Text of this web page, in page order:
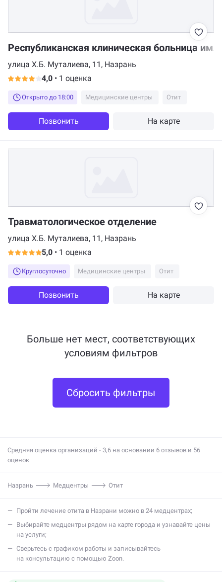
Республиканская клиническая больница
улица Х.Б. Муталиева, 11, Назрань
4,0 • 1 оценка
Открыто до 18:00 Медицинские центры Отит
Позвонить На карте
Травматологическое отделение
улица Х.Б. Муталиева, 11, Назрань
5,0 • 1 оценка
Круглосуточно Медицинские центры Отит
Позвонить На карте
Больше нет мест, соответствующих
условиям фильтров
Сбросить фильтры
Средняя оценка организаций - 3,6 на основании 6 отзывов и 56
оценок
Назрань Медцентры Отит
Пройти лечение отита в Назрани можно в 24 медцентрах;
Выбирайте медцентры рядом на карте города и узнавайте цены
на услуги;
Сверьтесь с графиком работы и записывайтесь
на консультацию с помощью Zoon.